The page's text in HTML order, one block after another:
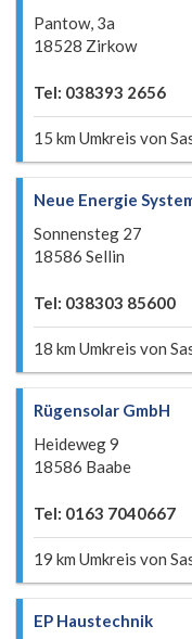
Pantow, 3a
18528 Zirkow
Tel: 038393 2656
15 km Umkreis von
Neue Energie
Sonnensteg 27
18586 Sellin
Tel: 038303 85600
18 km Umkreis von
Rügensolar GmbH
Heideweg 9
18586 Baabe
Tel: 0163 7040667
19 km Umkreis von
EP Haustechnik